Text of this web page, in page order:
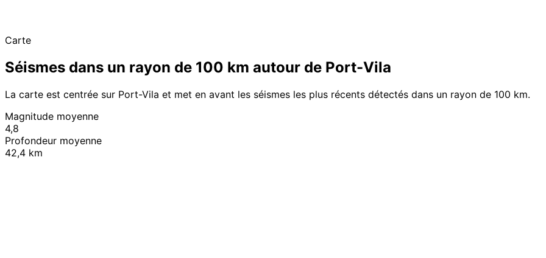
Carte
Séismes dans un rayon de 100 km autour de Port-Vila
La carte est centrée sur Port-Vila et met en avant les séismes les plus récents détectés dans un rayon de 100 km.
Magnitude moyenne
4,8
Profondeur moyenne
42,4 km